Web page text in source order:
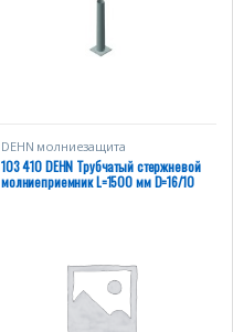
DEHN молниезащита
103 410 DEHN Трубчатый стержневой
молниеприемник L=1500 мм D=16/10